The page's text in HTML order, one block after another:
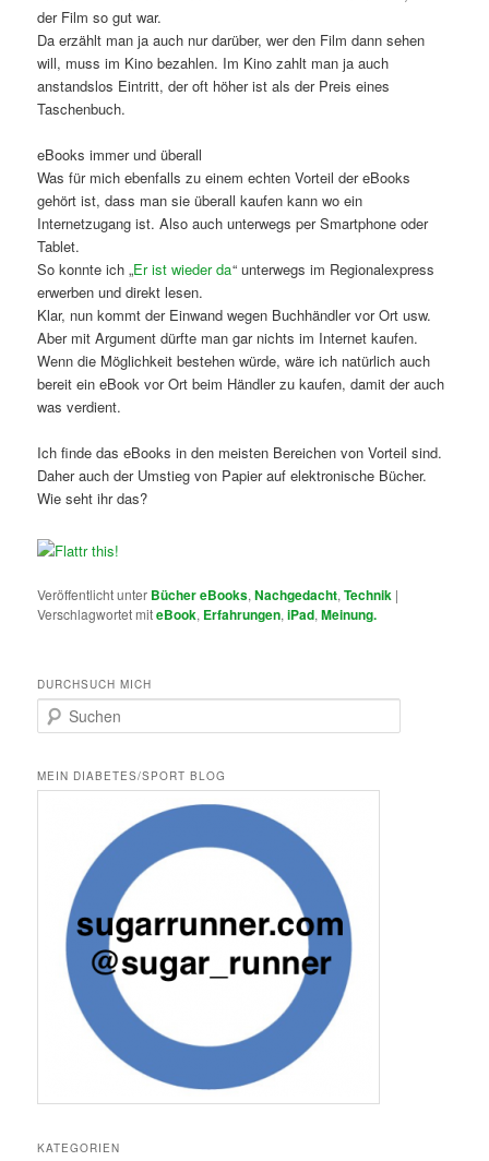
der Film so gut war.
Da erzählt man ja auch nur darüber, wer den Film dann sehen
will, muss im Kino bezahlen. Im Kino zahlt man ja auch
anstandslos Eintritt, der oft höher ist als der Preis eines
Taschenbuch.
eBooks immer und überall
Was für mich ebenfalls zu einem echten Vorteil der eBooks
gehört ist, dass man sie überall kaufen kann wo ein
Internetzugang ist. Also auch unterwegs per Smartphone oder
Tablet.
So konnte ich „Er ist wieder da“ unterwegs im Regionalexpress
erwerben und direkt lesen.
Klar, nun kommt der Einwand wegen Buchhändler vor Ort usw.
Aber mit Argument dürfte man gar nichts im Internet kaufen.
Wenn die Möglichkeit bestehen würde, wäre ich natürlich auch
bereit ein eBook vor Ort beim Händler zu kaufen, damit der auch
was verdient.
Ich finde das eBooks in den meisten Bereichen von Vorteil sind.
Daher auch der Umstieg von Papier auf elektronische Bücher.
Wie seht ihr das?
Veröffentlicht unter Bücher eBooks,Nachgedacht,Technik |
Verschlagwortet miteBook, Erfahrungen,iPad,Meinung.
DURCHSUCH MICH
u
h
e
MEIN DIABETES/SPORT BLOG
KATEGORIEN